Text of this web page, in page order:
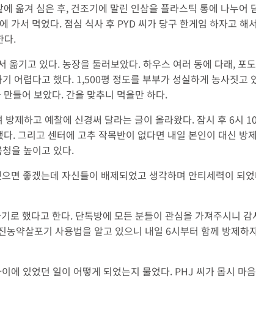
옮겨 심은 후, 건조기에 말린 인삼을 플라스틱 통에 나누어
서 먹었다. 점심 식사 후 PYD 씨가 당구 한게임 하자고 해
다.
기고 있다. 농장을 둘러보았다. 하우스 여러 동에 다래, 포
어렵다고 했다. 1,500평 정도를 부부가 성실하게 농사짓고
들어 보았다. 간을 맞추니 먹을만 하다.
제하고 예찰에 신경써 달라는 글이 올라왔다. 잠시 후 6시
. 그리고 센터에 고추 작목반이 없다면 내일 본인이 대신 방
을 높이고 있다.
좋겠는데 자신들이 배제되었고 생각하며 안티세력이 되
했다고 한다. 단톡방에 모든 분들이 관심을 가져주시니
약살포기 사용법을 알고 있으니 내일 6시부터 함께 방제하
있었던 일이 어떻게 되었는지 물었다. PHJ 씨가 몹시 마